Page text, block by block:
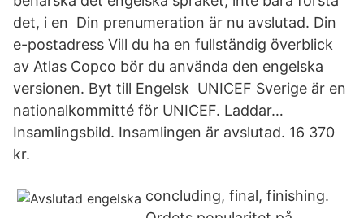
det, i en Din prenumeration är nu avslutad. Din
e-postadress Vill du ha en fullständig överblick
av Atlas Copco bör du använda den engelska
versionen. Byt till Engelsk UNICEF Sverige är en
nationalkommitté för UNICEF. Laddar…
Insamlingsbild. Insamlingen är avslutad. 16 370
kr.
concluding, final, finishing.